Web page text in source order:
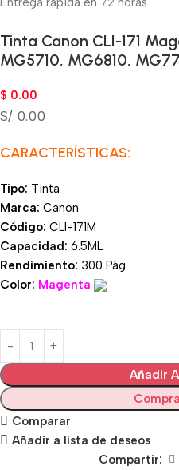
Tinta Canon CLI-171
MG5710, MG6810,
$ 0.00
S/ 0.00
CARACTERÍSTICAS:
Tipo: Tinta
Marca: Canon
Código: CLI-171M
Capacidad: 6.5ML
Rendimiento: 300 Pág.
Color: Magenta
Añadir
Comparar
Añadir a lista de deseos
Compartir: